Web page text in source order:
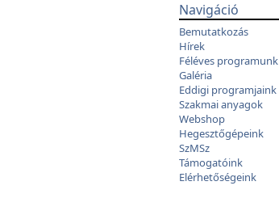
Navigáció
Bemutatkozás
Hírek
Féléves programunk
Galéria
Eddigi programjaink
Szakmai anyagok
Webshop
Hegesztőgépeink
SzMSz
Támogatóink
Elérhetőségeink